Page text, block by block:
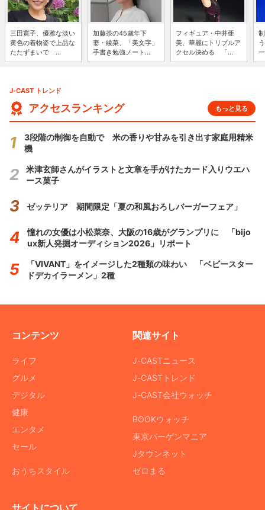
三田寛子、優雅な淡い
黄色の着物姿で上品な
たたずまいで ...
加藤茶の45歳年下
妻・綾菜、「美文字」
手書き勉強ノート...
フィギュア・中井亜
美、華麗にトリプルア
クセル決める 「...
J-CAST トレンド
アクセスランキング もっと見る
3段階の制御を自動で 米の香りや甘みを引き出す家庭用精米
機
米津玄師さんがイラストと文章を手がけたカード入りウエハ
ース菓子
ゼッテリア 期間限定「夏の和風おろしバーガーフェア」
憧れの女優は小松菜奈、大阪の16歳がグランプリに 「bijo
ux新人発掘オーディション2026」リポート
「VIVANT」をイメージした2種類の味わい 「ベビースター
ドデカイラーメン」2種
コンテンツ
ライフ
グルメ
デジタル
健康
エンタメ
セール
おうちスタイル
関連サイト
J-CASTニュース
J-CASTトレンド
J-CAST会社ウォッチ
BOOKウォッチ
東京バーゲンマニア
Jタウンネット
ゼロまる
サイトについて